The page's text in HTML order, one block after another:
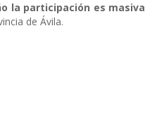
la participación es masiva
de Ávila.